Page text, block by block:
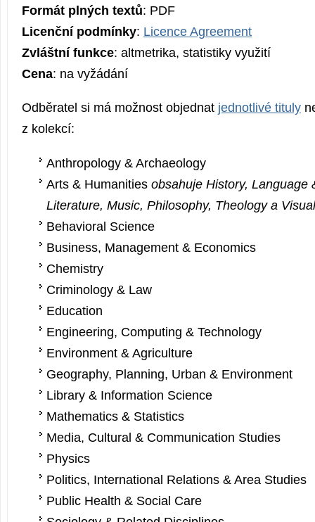
Formát plných textů: PDF
Licenční podmínky: Licence Agreement
Zvláštní funkce: altmetrika, statistiky využití
Cena: na vyžádání
Odběratel si má možnost objednat jednotlivé tituly
z kolekcí:
Anthropology & Archaeology
Arts & Humanities obsahuje History, Language
Literature, Music, Philosophy, Theology a
Behavioral Science
Business, Management & Economics
Chemistry
Criminology & Law
Education
Engineering, Computing & Technology
Environment & Agriculture
Geography, Planning, Urban & Environment
Library & Information Science
Mathematics & Statistics
Media, Cultural & Communication Studies
Physics
Politics, International Relations & Area Studies
Public Health & Social Care